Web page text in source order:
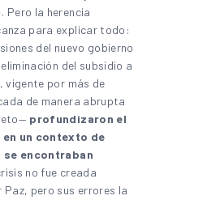
Pero la herencia
para explicar todo:
del nuevo gobierno
del subsidio a
vigente por más de
de manera abrupta
profundizaron el
un contexto de
encontraban
no fue creada
pero sus errores la